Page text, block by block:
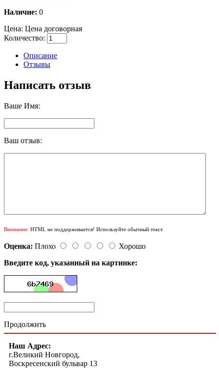
Наличие: 0
Цена: Цена договорная
Количество:
Описание
Отзывы
Написать отзыв
Ваше Имя:
Ваш отзыв:
Внимание: HTML не поддерживается! Используйте обычный текст.
Оценка: Плохо
Хорошо
Введите код, указанный на картинке:
Продолжить
Наш Адрес:
г.Великий Новгород,
Воскресенский бульвар 13